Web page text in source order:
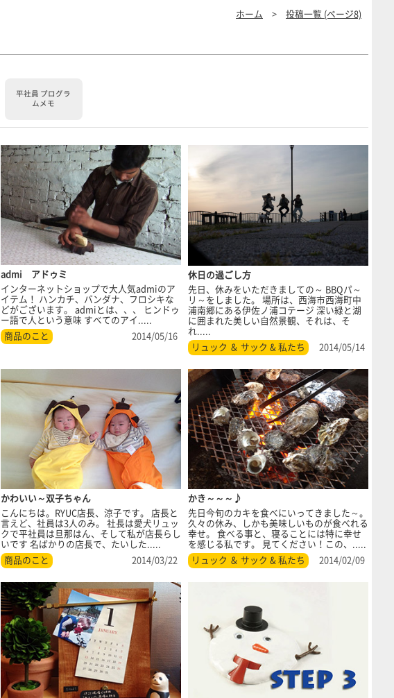
ホーム > 投稿一覧 (ページ8)
平社員 プログラ
ムメモ
admi アドゥミ
インターネットショップで大人気admiのア
イテム！ ハンカチ、バンダナ、フロシキな
どがございます。 admiとは、、、 ヒンドゥ
ー語で人という意味 すべてのアイ.....
商品のこと
2014/05/16
休日の過ごし方
先日、休みをいただきましての～ BBQパ～
リ～をしました。 場所は、西海市西海町中
浦南郷にある伊佐ノ浦コテージ 深い緑と湖
に囲まれた美しい自然景観、それは、そ
れ.....
リュック ＆ サック & 私たち
2014/05/14
かわいい～双子ちゃん
こんにちは。RYUC店長、涼子です。 店長と
言えど、社員は3人のみ。 社長は愛犬リュッ
クで平社員は旦那はん、そして私が店長らし
いです 名ばかりの店長で、たいした.....
商品のこと
2014/03/22
かき～～～♪
先日今旬のカキを食べにいってきました～。
久々の休み、しかも美味しいものが食べれる
幸せ。 食べる事と、寝ることには特に幸せ
を感じる私です。 見てください！この、.....
リュック ＆ サック & 私たち
2014/02/09